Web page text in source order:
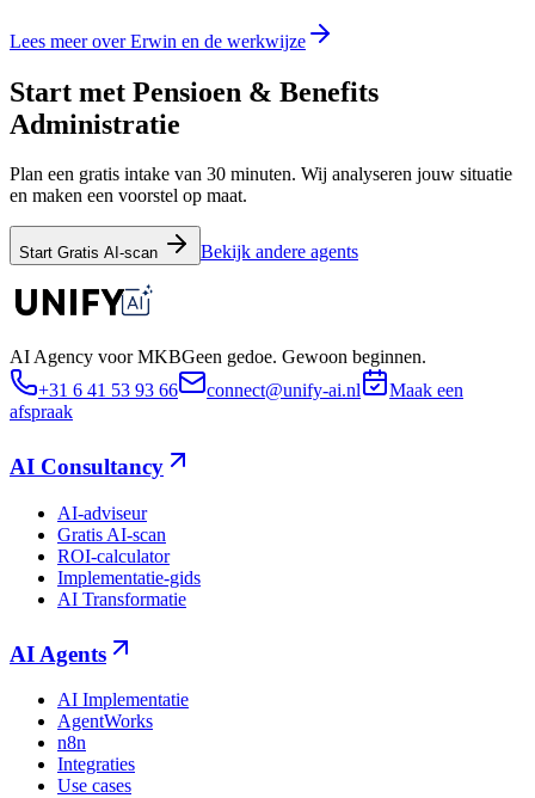
Lees meer over Erwin en de werkwijze
Start met Pensioen & Benefits
Administratie
Plan een gratis intake van 30 minuten. Wij analyseren jouw situatie
en maken een voorstel op maat.
Start Gratis AI-scan Bekijk andere agents
AI Agency voor MKBGeen gedoe. Gewoon beginnen.
+31 6 41 53 93 66
connect@unify-ai.nl
Maak een
afspraak
AI Consultancy
AI-adviseur
Gratis AI-scan
ROI-calculator
Implementatie-gids
AI Transformatie
AI Agents
AI Implementatie
AgentWorks
n8n
Integraties
Use cases